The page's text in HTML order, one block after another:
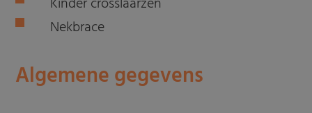
Nekbrace
Algemene gegevens